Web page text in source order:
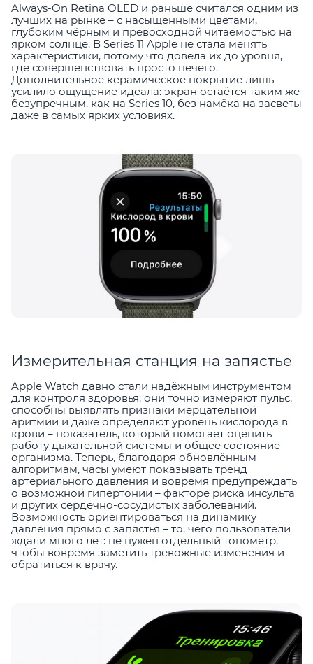
Always-On Retina OLED и раньше считался одним из
лучших на рынке – с насыщенными цветами,
глубоким чёрным и превосходной читаемостью на
ярком солнце. В Series 11 Apple не стала менять
характеристики, потому что довела их до уровня,
где совершенствовать просто нечего.
Дополнительное керамическое покрытие лишь
усилило ощущение идеала: экран остаётся таким же
безупречным, как на Series 10, без намёка на засветы
даже в самых ярких условиях.
Измерительная станция на запястье
Apple Watch давно стали надёжным инструментом
для контроля здоровья: они точно измеряют пульс,
способны выявлять признаки мерцательной
аритмии и даже определяют уровень кислорода в
крови – показатель, который помогает оценить
работу дыхательной системы и общее состояние
организма. Теперь, благодаря обновлённым
алгоритмам, часы умеют показывать тренд
артериального давления и вовремя предупреждать
о возможной гипертонии – факторе риска инсульта
и других сердечно-сосудистых заболеваний.
Возможность ориентироваться на динамику
давления прямо с запястья – то, чего пользователи
ждали много лет: не нужен отдельный тонометр,
чтобы вовремя заметить тревожные изменения и
обратиться к врачу.